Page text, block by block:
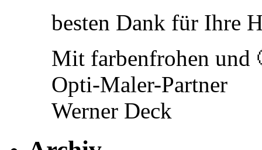
besten Dank für Ihre
Mit farbenfrohen und
Opti-Maler-Partner
Werner Deck